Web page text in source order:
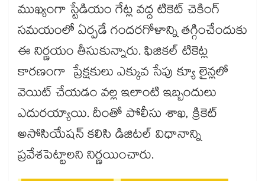
ముఖ్యంగా స్టేడియం గేట్ల వద్ద టికెట్ చెకింగ్
సమయంలో ఏర్పడే గందరగోళాన్ని తగ్గించేందుకు
ఈ నిర్ణయం తీసుకున్నారు. ఫిజికల్ టికెట్ల
కారణంగా ప్రేక్షకులు ఎక్కువ సేపు క్యూ లైన్లలో
వెయిట్ చేయడం వల్ల ఇలాంటి ఇబ్బందులు
ఎదురయ్యాయి. దీంతో పోలీసు శాఖ, క్రికెట్
అసోసియేషన్ కలిసి డిజిటల్ విధానాన్ని
ప్రవేశపెట్టాలని నిర్ణయించారు.